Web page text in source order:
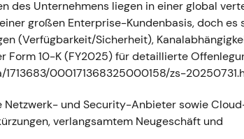
Jahresumsatzprognose angehoben auf
der Bericht bestätigte die
intra- und nachbörsliche Volatilität
[16]. -
bekräftigt; Investoren betrachteten
KI-Sicherheit. - Technisch: Anhaltender
rund um Ergebnisveröffentlichungen[16]
Erwartungen, Billings enttäuschen
des Unternehmens liegen in einer global
großen Enterprise-Kundenbasis, doch es
(Verfügbarkeit/Sicherheit),
Form 10-K (FY2025) für detaillierte
000171368325000158/zs-
und Security-Anbieter sowie
verlangsamtem Neugeschäft und